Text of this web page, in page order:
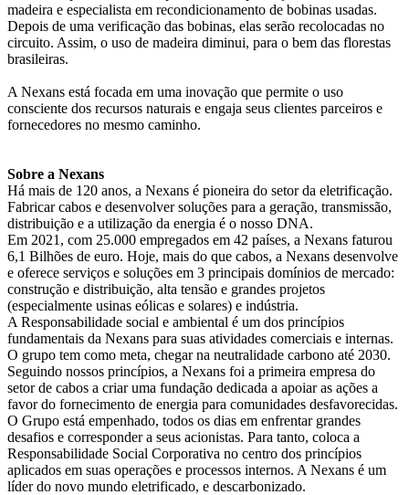
madeira e especialista em recondicionamento de bobinas usadas.
Depois de uma verificação das bobinas, elas serão recolocadas no
circuito. Assim, o uso de madeira diminui, para o bem das florestas
brasileiras.
A Nexans está focada em uma inovação que permite o uso
consciente dos recursos naturais e engaja seus clientes parceiros e
fornecedores no mesmo caminho.
Sobre a Nexans
Há mais de 120 anos, a Nexans é pioneira do setor da eletrificação.
Fabricar cabos e desenvolver soluções para a geração, transmissão,
distribuição e a utilização da energia é o nosso DNA.
Em 2021, com 25.000 empregados em 42 países, a Nexans faturou
6,1 Bilhões de euro. Hoje, mais do que cabos, a Nexans desenvolve
e oferece serviços e soluções em 3 principais domínios de mercado:
construção e distribuição, alta tensão e grandes projetos
(especialmente usinas eólicas e solares) e indústria.
A Responsabilidade social e ambiental é um dos princípios
fundamentais da Nexans para suas atividades comerciais e internas.
O grupo tem como meta, chegar na neutralidade carbono até 2030.
Seguindo nossos princípios, a Nexans foi a primeira empresa do
setor de cabos a criar uma fundação dedicada a apoiar as ações a
favor do fornecimento de energia para comunidades desfavorecidas.
O Grupo está empenhado, todos os dias em enfrentar grandes
desafios e corresponder a seus acionistas. Para tanto, coloca a
Responsabilidade Social Corporativa no centro dos princípios
aplicados em suas operações e processos internos. A Nexans é um
líder do novo mundo eletrificado, e descarbonizado.